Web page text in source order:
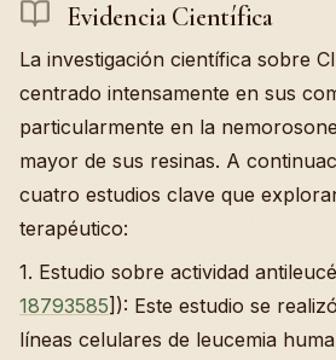
Evidencia Científica
La investigación científica sobre
centrado intensamente en sus
particularmente en la
mayor de sus resinas. A
cuatro estudios clave que
terapéutico:
1. Estudio sobre actividad
18793585]): Este estudio se
líneas celulares de leucemia